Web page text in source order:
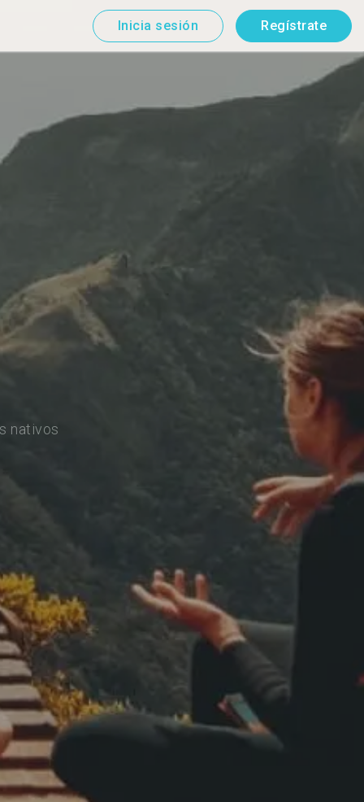
Inicia sesión Regístrate
nativos